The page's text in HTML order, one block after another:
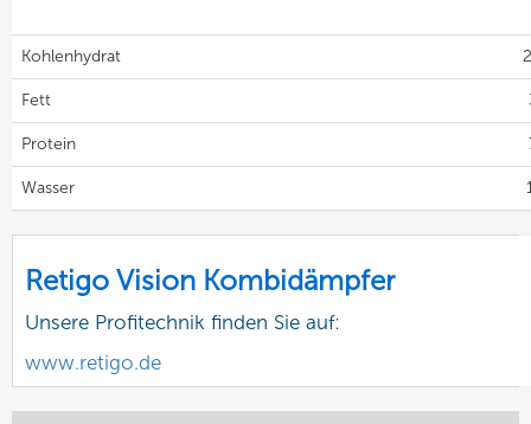
Kohlenhydrat
Fett
Protein
Wasser
Retigo Vision Kombidämpfer
Unsere Profitechnik finden Sie auf:
www.retigo.de